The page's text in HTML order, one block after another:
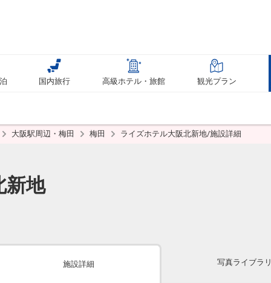
国内旅行 高級ホテル・旅館 観光プラン
大阪駅周辺・梅田 梅田 ライズホテル大阪北新地/施設詳細
新地
施設詳細 写真ライブラリ